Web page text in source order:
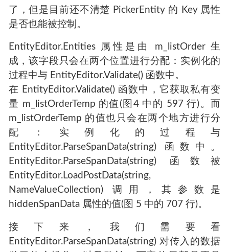
了，但是目前还不清楚 PickerEntity 的 Key 属性
是否也能被控制。
EntityEditor.Entities 属性是由 m_listOrder 生
成，该字段只会在两个位置进行分配：实例化的
过程中与 EntityEditor.Validate() 函数中。
在 EntityEditor.Validate() 函数中，它获取私有变
量 m_listOrderTemp 的值(图4 中的 597 行)。而
m_listOrderTemp 的值也只会在两个地方进行分
配：实例化的过程与
EntityEditor.ParseSpanData(string) 函数中。
EntityEditor.ParseSpanData(string) 函数被
EntityEditor.LoadPostData(string,
NameValueCollection) 调用，其参数是
hiddenSpanData 属性的值(图 5 中的 707 行)。
接下来，我们需要看
EntityEditor.ParseSpanData(string) 对传入的数据